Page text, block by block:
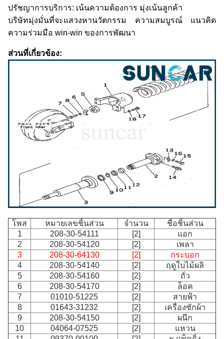
ปรัชญาการบริการ: เน้นความต้องการ มุ่งเน้นลูกค้า
บริษัทมุ่งมั่นที่จะแสวงหานวัตกรรม ความสมบูรณ์ แนวคิด
ความร่วมมือ win-win ของการพัฒนา
ส่วนที่เกี่ยวข้อง:
โพส หมายเลขชิ้นส่วน จำนวน
ชื่อชิ้นส่วน
1
208-30-54111 [2]
แอก
2
208-30-54120 [2]
เพลา
3
208-30-64130 [2]
กระบอก
4
208-30-54140 [2]
ฤดูใบไม้ผลิ
5
208-30-54160 [2]
ถั่ว
6
208-30-54170 [2]
ล็อค
7
01010-51225 [2]
สายฟ้า
8
01643-31232 [2]
เครื่องซักผ้า
9
208-30-54150 [2]
ผนึก
10
04064-07525 [2]
แหวน